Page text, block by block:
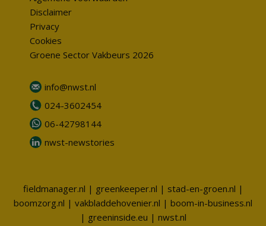
Disclaimer
Privacy
Cookies
Groene Sector Vakbeurs 2026
info@nwst.nl
024-3602454
06-42798144
nwst-newstories
fieldmanager.nl | greenkeeper.nl | stad-en-groen.nl |
boomzorg.nl | vakbladdehovenier.nl | boom-in-business.nl
| greeninside.eu | nwst.nl